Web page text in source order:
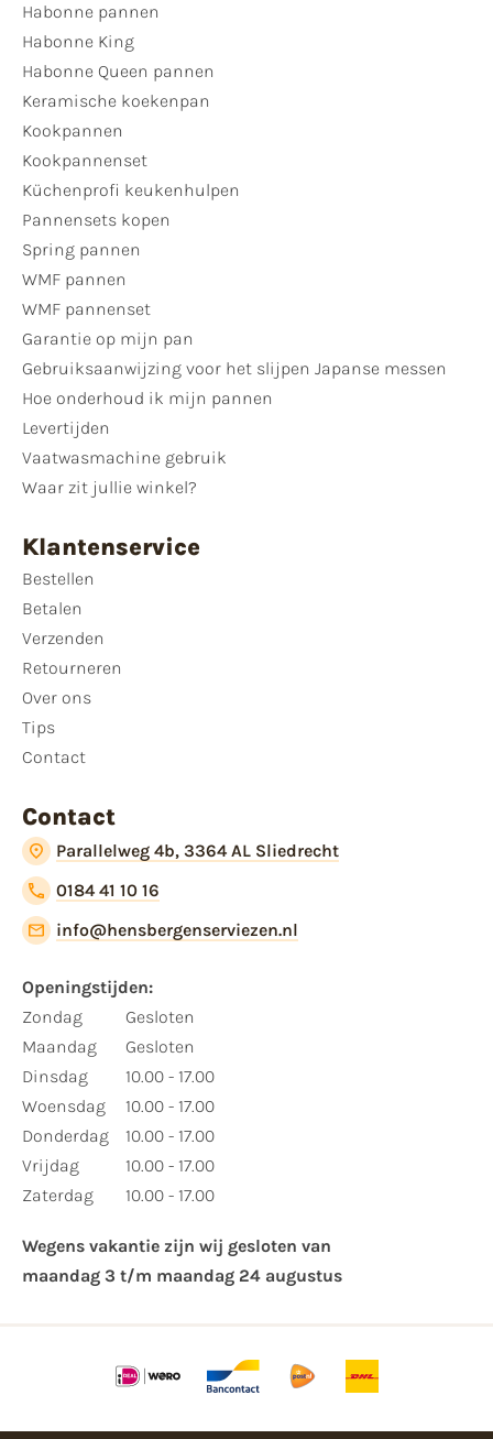
Habonne pannen
Habonne King
Habonne Queen pannen
Keramische koekenpan
Kookpannen
Kookpannenset
Küchenprofi keukenhulpen
Pannensets kopen
Spring pannen
WMF pannen
WMF pannenset
Garantie op mijn pan
Gebruiksaanwijzing voor het slijpen Japanse messen
Hoe onderhoud ik mijn pannen
Levertijden
Vaatwasmachine gebruik
Waar zit jullie winkel?
Klantenservice
Bestellen
Betalen
Verzenden
Retourneren
Over ons
Tips
Contact
Contact
Parallelweg 4b, 3364 AL Sliedrecht
0184 41 10 16
info@hensbergenserviezen.nl
Openingstijden:​
​Zondag
Maandag
Dinsdag
Woensdag
Donderdag
Vrijdag
Zaterdag
Gesloten
Gesloten
10.00 - 17.00
10.00 - 17.00
10.00 - 17.00
10.00 - 17.00
10.00 - 17.00
Wegens vakantie zijn wij gesloten van ​
maandag 3 t/m maandag 24 augustus